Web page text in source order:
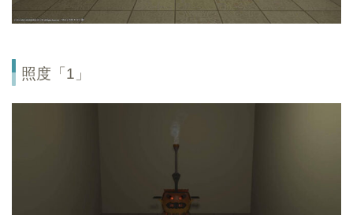
照度「1」